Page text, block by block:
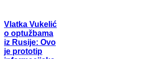
Vlatka Vukelić
o optužbama
iz Rusije: Ovo
je prototip